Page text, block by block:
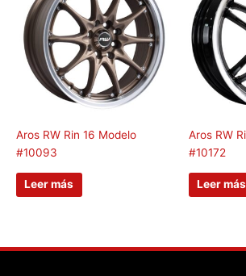
Aros RW Rin 16 Modelo
#10093
Leer más
Aros RW
#10172
Leer más